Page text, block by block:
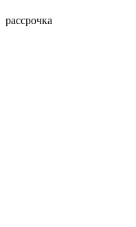
рассрочка